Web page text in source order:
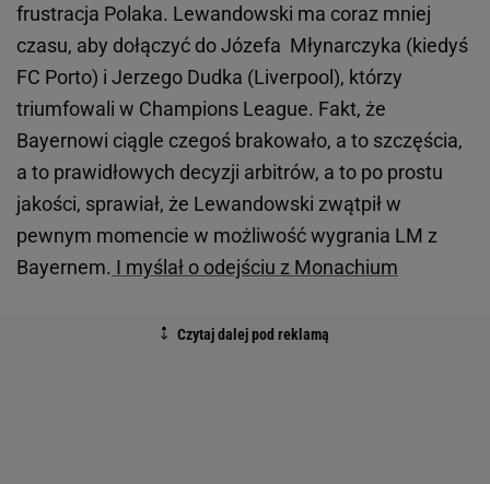
frustracja Polaka. Lewandowski ma coraz mniej
czasu, aby dołączyć do Józefa Młynarczyka (kiedyś
FC Porto) i Jerzego Dudka (Liverpool), którzy
triumfowali w Champions League. Fakt, że
Bayernowi ciągle czegoś brakowało, a to szczęścia,
a to prawidłowych decyzji arbitrów, a to po prostu
jakości, sprawiał, że Lewandowski zwątpił w
pewnym momencie w możliwość wygrania LM z
Bayernem. I myślał o odejściu z Monachium